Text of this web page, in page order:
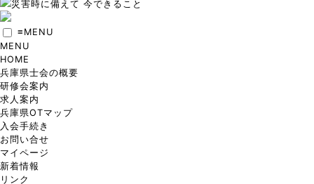
災害時に備えて 今できること
≡ MENU
MENU
HOME
兵庫県士会の概要
研修会案内
求人案内
兵庫県OTマップ
入会手続き
お問い合せ
マイページ
新着情報
リンク